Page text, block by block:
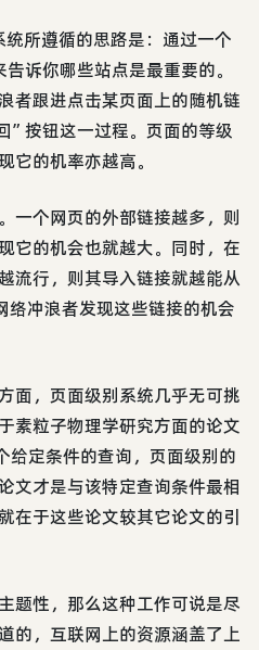
所遵循的思路是：通过一个
诉你哪些站点是最重要的。
者跟进点击某页面上的随机链
”按钮这一过程。页面的等级
它的机率亦越高。
一个网页的外部链接越多，则
它的机会也就越大。同时，在
流行，则其导入链接就越能从
冲浪者发现这些链接的机会
面，页面级别系统几乎无可挑
素粒子物理学研究方面的论文
给定条件的查询，页面级别的
文才是与该特定查询条件最相
在于这些论文较其它论文的引
题性，那么这种工作可说是尽
的，互联网上的资源涵盖了上